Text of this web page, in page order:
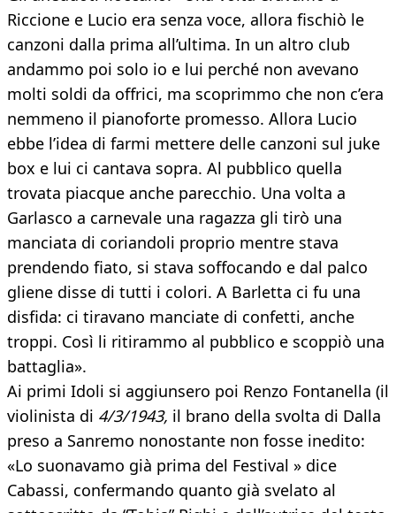
Riccione e Lucio era senza voce, allora fischiò le
canzoni dalla prima all’ultima. In un altro club
andammo poi solo io e lui perché non avevano
molti soldi da offrici, ma scoprimmo che non c’era
nemmeno il pianoforte promesso. Allora Lucio
ebbe l’idea di farmi mettere delle canzoni sul juke
box e lui ci cantava sopra. Al pubblico quella
trovata piacque anche parecchio. Una volta a
Garlasco a carnevale una ragazza gli tirò una
manciata di coriandoli proprio mentre stava
prendendo fiato, si stava soffocando e dal palco
gliene disse di tutti i colori. A Barletta ci fu una
disfida: ci tiravano manciate di confetti, anche
troppi. Così li ritirammo al pubblico e scoppiò una
battaglia».
Ai primi Idoli si aggiunsero poi Renzo Fontanella (il
violinista di 4/3/1943, il brano della svolta di Dalla
preso a Sanremo nonostante non fosse inedito:
«Lo suonavamo già prima del Festival » dice
Cabassi, confermando quanto già svelato al